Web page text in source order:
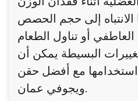
الانتباه إلى حجم الحصص
العاطفي أو تناول الطعام
البسيطة يمكن أن
استخدامها مع أفضل حقن
ويجوفي عمان.